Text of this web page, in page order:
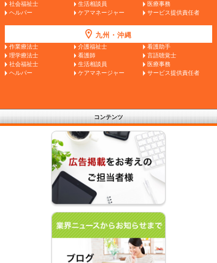
社会福祉士
生活相談員
医療事務
ヘルパー
ケアマネージャー サービス提供責任者
九州・沖縄
作業療法士 介護福祉士
看護助手
理学療法士
看護師
言語聴覚士
社会福祉士
生活相談員
医療事務
ヘルパー
ケアマネージャー サービス提供責任者
コンテンツ